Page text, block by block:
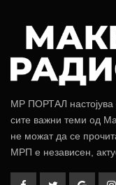
МР ПОРТАЛ настојува
сите важни теми од
не можат да се
МРП е независен,